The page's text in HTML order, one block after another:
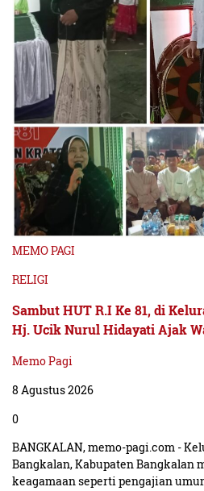
MEMO PAGI
RELIGI
Sambut HUT R.I Ke 81, di
Hj. Ucik Nurul Hidayati Ajak
Memo Pagi
8 Agustus 2026
0
BANGKALAN, memo-pagi.com -
Bangkalan, Kabupaten Bangkalan
keagamaan seperti pengajian